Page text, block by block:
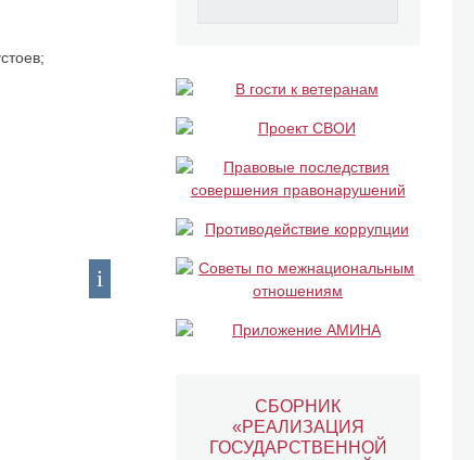
СБОРНИК
«РЕАЛИЗАЦИЯ
ГОСУДАРСТВЕННОЙ